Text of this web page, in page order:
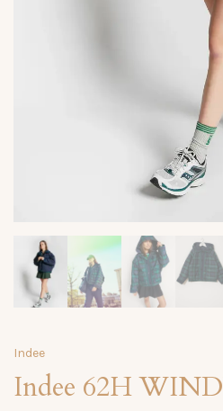
Indee
Indee 62H